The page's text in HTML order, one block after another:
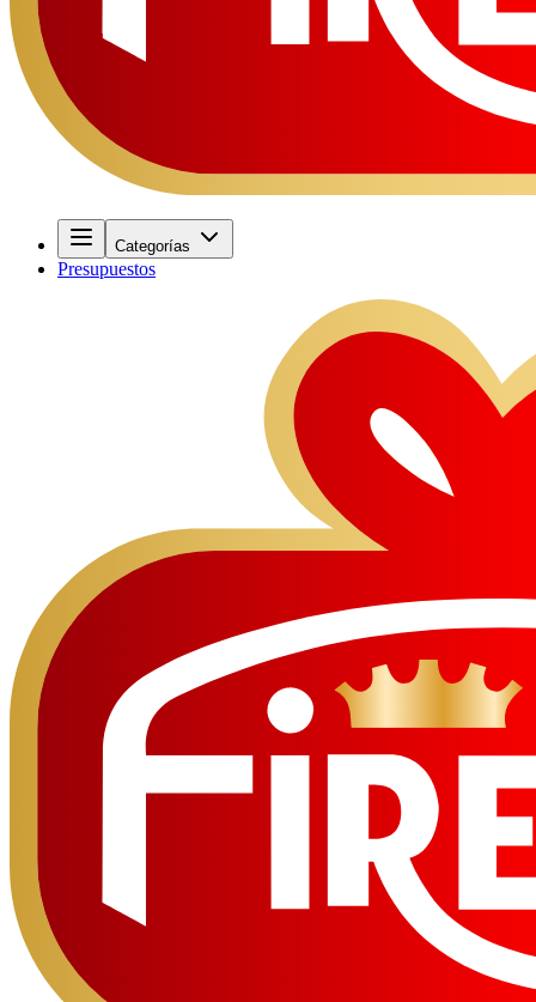
Categorías
Presupuestos